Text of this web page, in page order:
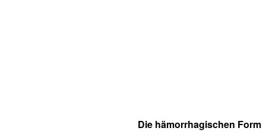
Die hämorrhagischen Form